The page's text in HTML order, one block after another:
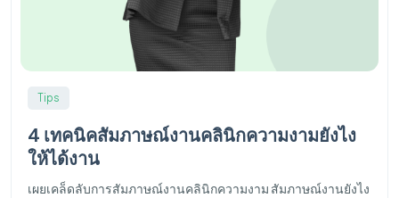
Tips
4 เทคนิคสัมภาษณ์งานคลินิกความงามยังไง
ให้ได้งาน
เผยเคล็ดลับการสัมภาษณ์งานคลินิกความงาม สัมภาษณ์งานยังไง